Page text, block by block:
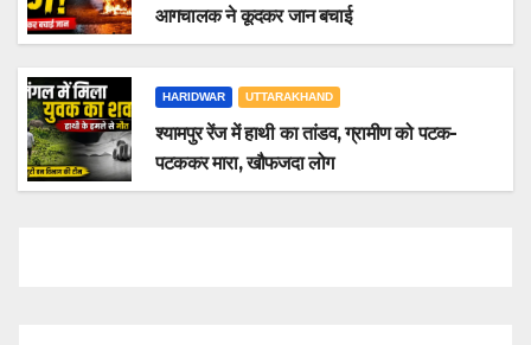
आगचालक ने कूदकर जान बचाई
HARIDWAR UTTARAKHAND
श्यामपुर रेंज में हाथी का तांडव, ग्रामीण को पटक-
पटककर मारा, खौफजदा लोग